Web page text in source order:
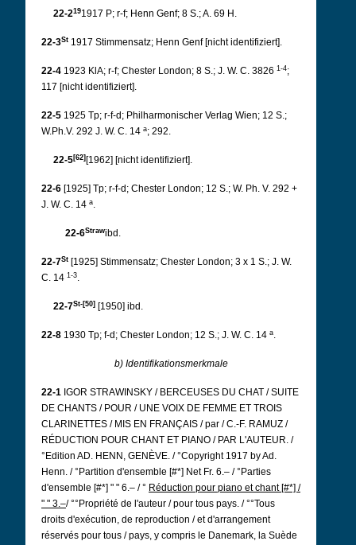
22-2191917 P; r-f; Henn Genf; 8 S.; A. 69 H.
22-3St 1917 Stimmensatz; Henn Genf [nicht identifiziert].
22-4 1923 KlA; r-f; Chester London; 8 S.; J. W. C. 3826 1-4;
117 [nicht identifiziert].
22-5 1925 Tp; r-f-d; Philharmonischer Verlag Wien; 12 S.;
W.Ph.V. 292 J. W. C. 14 a; 292.
22-5[62] [1962] [nicht identifiziert].
22-6 [1925] Tp; r-f-d; Chester London; 12 S.; W. Ph. V. 292 +
J. W. C. 14 a.
22-6Strawibd.
22-7St [1925] Stimmensatz; Chester London; 3 x 1 S.; J. W.
C. 14 1-3.
22-7St-[50] [1950] ibd.
22-8 1930 Tp; f-d; Chester London; 12 S.; J. W. C. 14 a.
b) Identifikationsmerkmale
22-1 IGOR STRAWINSKY / BERCEUSES DU CHAT / SUITE
DE CHANTS / POUR / UNE VOIX DE FEMME ET TROIS
CLARINETTES / MIS EN FRANÇAIS / par / C.-F. RAMUZ /
RÉDUCTION POUR CHANT ET PIANO / PAR L'AUTEUR. /
°Edition AD. HENN, GENÈVE. / °Copyright 1917 by Ad.
Henn. / °Partition d'ensemble [#*] Net Fr. 6.– / °Parties
d'ensemble [#*] " " 6.– / ° Réduction pour piano et chant [#*] /
" " 3.–/ °°Propriété de l'auteur / pour tous pays. / °°Tous
droits d'exécution, de reproduction / et d'arrangement
réservés pour tous / pays, y compris le Danemark, la Suède